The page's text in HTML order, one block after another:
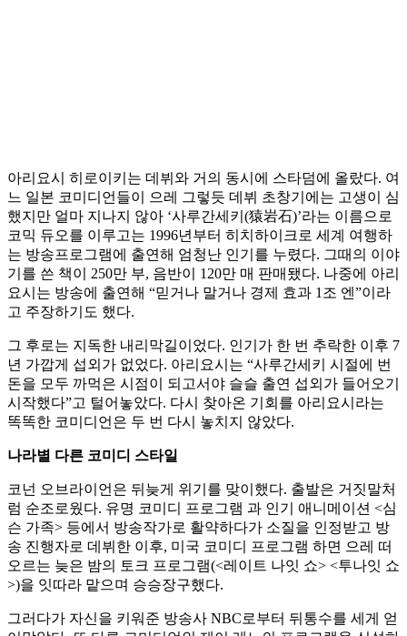
아리요시 히로이키는 데뷔와 거의 동시에 스타덤에 올랐다. 여
느 일본 코미디언들이 으레 그렇듯 데뷔 초창기에는 고생이 심
했지만 얼마 지나지 않아 ‘사루간세키(猿岩石)’라는 이름으로
코믹 듀오를 이루고는 1996년부터 히치하이크로 세계 여행하
는 방송프로그램에 출연해 엄청난 인기를 누렸다. 그때의 이야
기를 쓴 책이 250만 부, 음반이 120만 매 판매됐다. 나중에 아리
요시는 방송에 출연해 “믿거나 말거나 경제 효과 1조 엔”이라
고 주장하기도 했다.
그 후로는 지독한 내리막길이었다. 인기가 한 번 추락한 이후 7
년 가깝게 섭외가 없었다. 아리요시는 “사루간세키 시절에 번
돈을 모두 까먹은 시점이 되고서야 슬슬 출연 섭외가 들어오기
시작했다”고 털어놓았다. 다시 찾아온 기회를 아리요시라는
똑똑한 코미디언은 두 번 다시 놓치지 않았다.
나라별 다른 코미디 스타일
코넌 오브라이언은 뒤늦게 위기를 맞이했다. 출발은 거짓말처
럼 순조로웠다. 유명 코미디 프로그램 과 인기 애니메이션 <심
슨 가족> 등에서 방송작가로 활약하다가 소질을 인정받고 방
송 진행자로 데뷔한 이후, 미국 코미디 프로그램 하면 으레 떠
오르는 늦은 밤의 토크 프로그램(<레이트 나잇 쇼> <투나잇 쇼
>)을 잇따라 맡으며 승승장구했다.
그러다가 자신을 키워준 방송사 NBC로부터 뒤통수를 세게 얻